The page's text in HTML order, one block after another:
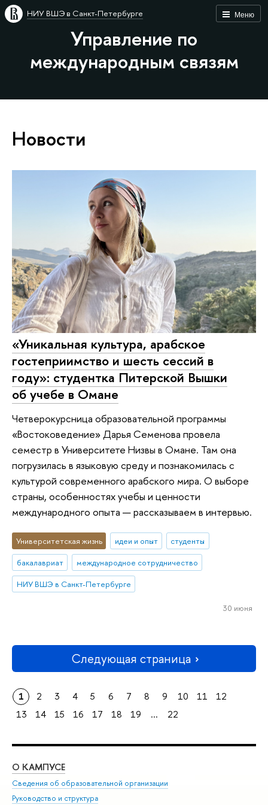
Меню
НИУ ВШЭ в Санкт-Петербурге
Управление по
международным связям
Новости
«Уникальная культура, арабское
гостеприимство и шесть сессий в
году»: студентка Питерской Вышки
об учебе в Омане
Четверокурсница образовательной программы
«Востоковедение» Дарья Семенова провела
семестр в Университете Низвы в Омане. Там она
погрузилась в языковую среду и познакомилась с
культурой современного арабского мира. О выборе
страны, особенностях учебы и ценности
международного опыта — рассказываем в интервью.
Университетская жизнь идеи и опыт
студенты
бакалавриат
международное сотрудничество
НИУ ВШЭ в Санкт-Петербурге
30 июня
Следующая страница
1 2 3 4 5 6 7 8 9 10 11
12
13
14 15 16 17 18 19 ... 22
О КАМПУСЕ
Сведения об образовательной организации
Руководство и структура